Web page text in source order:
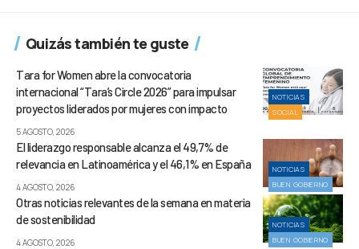
Quizás también te guste
NOTICIAS
SOCIAL
Tara for Women abre la convocatoria
internacional “Tara’s Circle 2026” para impulsar
proyectos liderados por mujeres con impacto
5 AGOSTO, 2026
NOTICIAS
BUEN GOBIERNO
El liderazgo responsable alcanza el 49,7% de
relevancia en Latinoamérica y el 46,1% en España
4 AGOSTO, 2026
NOTICIAS
BUEN GOBIERNO
Otras noticias relevantes de la semana en materia
de sostenibilidad
4 AGOSTO, 2026